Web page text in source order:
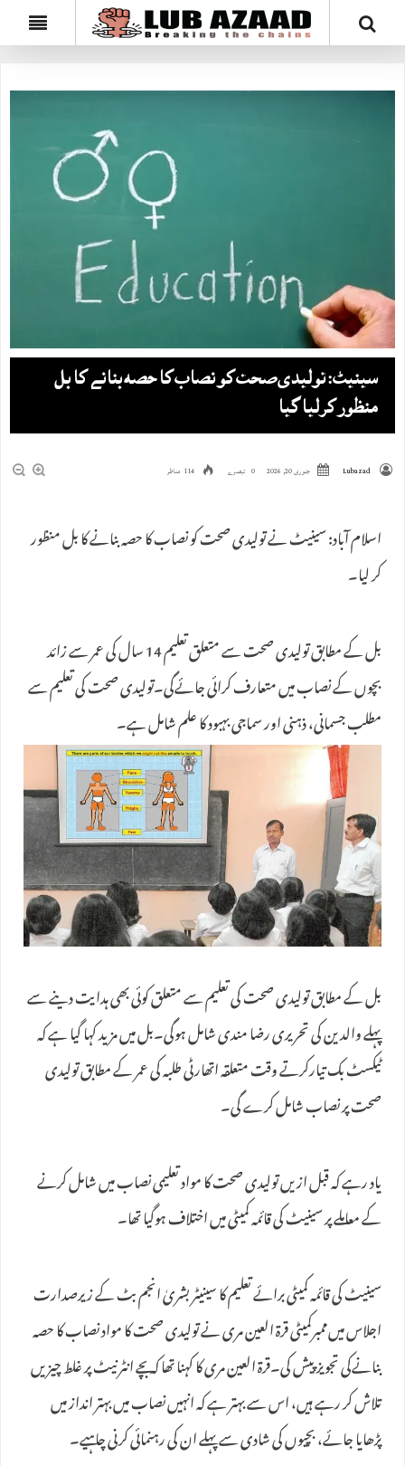
سینیٹ: تولیدی صحت کو نصاب کا حصہ بنانے کا بل
منظور کرلیا گیا
Lubazad جنوری 20, 2026 0 تبصرے 114 مناظر
اسلام آباد: سینیٹ نے تولیدی صحت کو نصاب کا حصہ بنانے کا بل منظور
کر لیا۔
بل کے مطابق تولیدی صحت سے متعلق تعلیم 14 سال کی عمر سے زائد
بچوں کے نصاب میں متعارف کرائی جائےگی۔تولیدی صحت کی تعلیم سے
مطلب جسمانی، ذہنی اور سماجی بہبود کا علم شامل ہے۔
بل کے مطابق تولیدی صحت کی تعلیم سے متعلق کوئی بھی ہدایت دینے سے
پہلے والدین کی تحریری رضا مندی شامل ہوگی۔بل میں مزید کہا گیا ہے کہ
ٹیکسٹ بک تیارکرتے وقت متعلقہ اتھارٹی طلبہ کی عمر کے مطابق تولیدی
صحت پر نصاب شامل کرے گی۔
یاد رہے کہ قبل ازیں تولیدی صحت کا مواد تعلیمی نصاب میں شامل کرنے
کے معاملے پر سینیٹ کی قائمہ کمیٹی میں اختلاف ہوگیا تھا۔
سینیٹ کی قائمہ کمیٹی برائے تعلیم کا سینیٹر بشریٰ انجم بٹ کے زیرصدارت
اجلاس میں‌ممبرکمیٹی قرۃ العین مری نے تولیدی صحت کا مواد نصاب کا حصہ
بنانےکی تجویز پیش کی۔قرۃ العین مری کا کہنا تھا کہ بچے انٹرنیٹ پر غلط چیزیں
تلاش کر رہے ہیں، اس سے بہتر ہے کہ انہیں نصاب میں بہتر انداز میں
پڑھایا جائے، بچیوں کی شادی سے پہلے ان کی رہنمائی کرنی چاہیے۔